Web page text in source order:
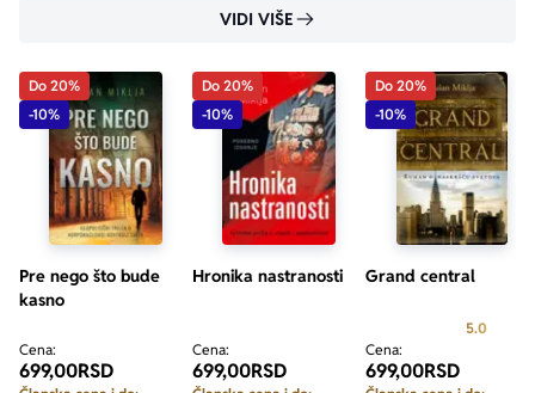
VIDI VIŠE
Do 20%
-10%
Pre nego što bude
kasno
Cena:
699,00RSD
Do 20%
-10%
Hronika nastranosti
Cena:
699,00RSD
Do 20%
-10%
Grand central
5.0
Cena:
699,00RSD